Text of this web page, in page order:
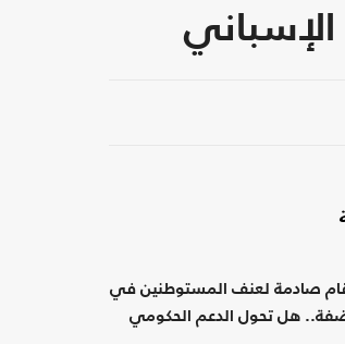
الإسباني
صادمة لعنف المستوطنين في
هل تحول الدعم الحكومي